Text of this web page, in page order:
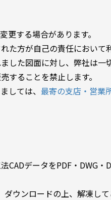
更する場合があります。
た方が自己の責任において
した図面に対し、弊社は一
することを禁止します。
しては、 最寄の支店・営業
CADデータをPDF・DWG・
ウンロードの上、解凍して